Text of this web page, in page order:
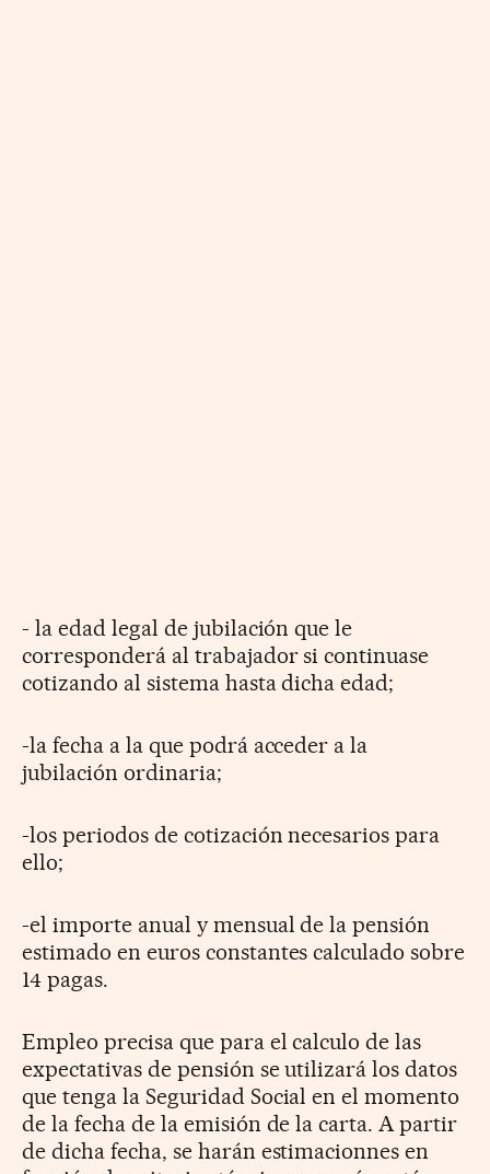
- la edad legal de jubilación que le
corresponderá al trabajador si continuase
cotizando al sistema hasta dicha edad;
-la fecha a la que podrá acceder a la
jubilación ordinaria;
-los periodos de cotización necesarios para
ello;
-el importe anual y mensual de la pensión
estimado en euros constantes calculado sobre
14 pagas.
Empleo precisa que para el calculo de las
expectativas de pensión se utilizará los datos
que tenga la Seguridad Social en el momento
de la fecha de la emisión de la carta. A partir
de dicha fecha, se harán estimacionnes en